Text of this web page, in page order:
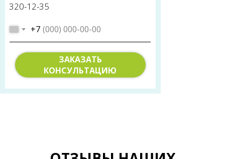
320-12-35
+7
ЗАКАЗАТЬ
КОНСУЛЬТАЦИЮ